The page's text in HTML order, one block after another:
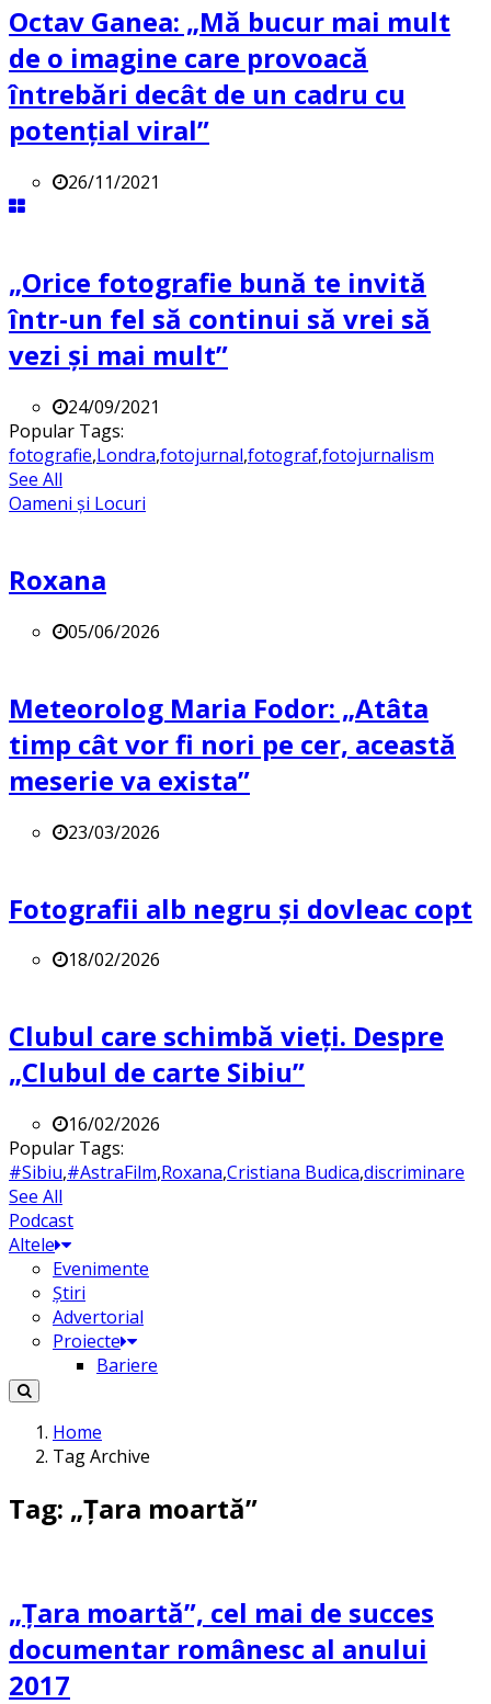
Octav Ganea: „Mă bucur mai mult
de o imagine care provoacă
întrebări decât de un cadru cu
potenţial viral”
26/11/2021
„Orice fotografie bună te invită
într-un fel să continui să vrei să
vezi și mai mult”
24/09/2021
Popular Tags:
fotografie,Londra,fotojurnal,fotograf,fotojurnalism
See All
Oameni și Locuri
Roxana
05/06/2026
Meteorolog Maria Fodor: „Atâta
timp cât vor fi nori pe cer, această
meserie va exista”
23/03/2026
Fotografii alb negru și dovleac copt
18/02/2026
Clubul care schimbă vieți. Despre
„Clubul de carte Sibiu”
16/02/2026
Popular Tags:
#Sibiu,#AstraFilm,Roxana,Cristiana Budica,discriminare
See All
Podcast
Altele
Evenimente
Știri
Advertorial
Proiecte
Bariere
Home
Tag Archive
Tag: „Țara moartă”
„Țara moartă”, cel mai de succes
documentar românesc al anului
2017